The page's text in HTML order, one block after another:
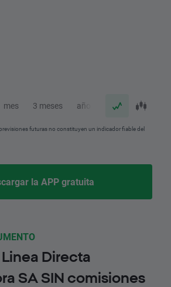
mes 3 meses año
futuras no constituyen un indicador fiable del
la APP gratuita
Directa
SA SIN comisiones